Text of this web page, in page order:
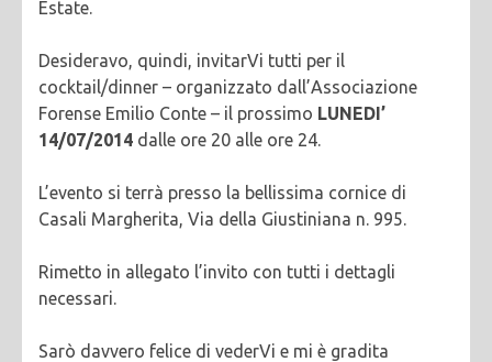
Estate.
Desideravo, quindi, invitarVi tutti per il
cocktail/dinner – organizzato dall’Associazione
Forense Emilio Conte – il prossimo LUNEDI’
14/07/2014 dalle ore 20 alle ore 24.
L’evento si terrà presso la bellissima cornice di
Casali Margherita, Via della Giustiniana n. 995.
Rimetto in allegato l’invito con tutti i dettagli
necessari.
Sarò davvero felice di vederVi e mi è gradita